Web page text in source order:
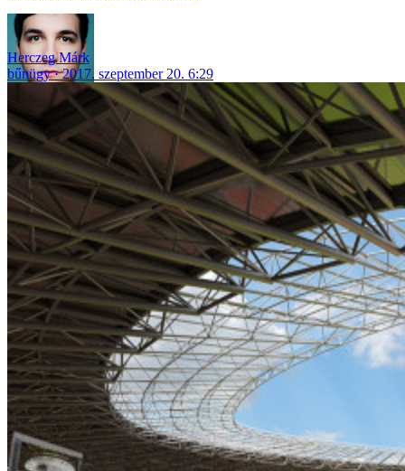
Herczeg Márk
bűnügy
2017. szeptember 20. 6:29